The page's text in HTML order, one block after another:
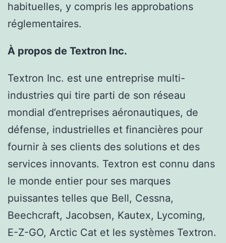
habituelles, y compris les approbations
réglementaires.
À propos de Textron Inc.
Textron Inc. est une entreprise multi-
industries qui tire parti de son réseau
mondial d’entreprises aéronautiques, de
défense, industrielles et financières pour
fournir à ses clients des solutions et des
services innovants. Textron est connu dans
le monde entier pour ses marques
puissantes telles que Bell, Cessna,
Beechcraft, Jacobsen, Kautex, Lycoming,
E-Z-GO, Arctic Cat et les systèmes Textron.